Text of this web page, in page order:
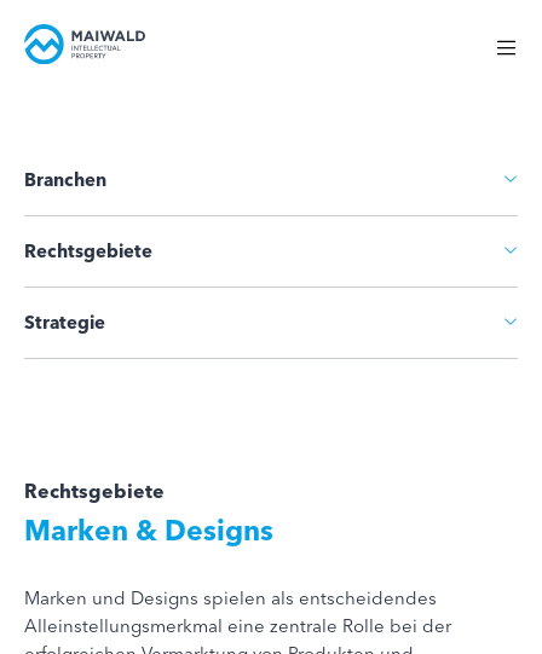
Branchen
Rechtsgebiete
Strategie
Rechtsgebiete
Marken & Designs
Marken und Designs spielen als entscheidendes
Alleinstellungsmerkmal eine zentrale Rolle bei der